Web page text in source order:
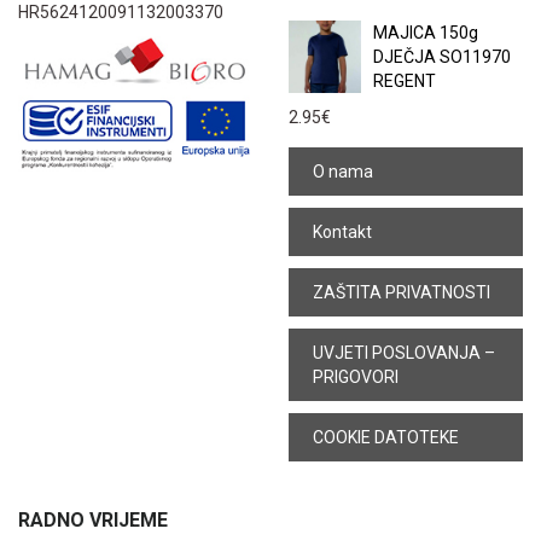
HR5624120091132003370
MAJICA 150g
DJEČJA SO11970
REGENT
2.95€
O nama
Kontakt
ZAŠTITA PRIVATNOSTI
UVJETI POSLOVANJA –
PRIGOVORI
COOKIE DATOTEKE
RADNO VRIJEME